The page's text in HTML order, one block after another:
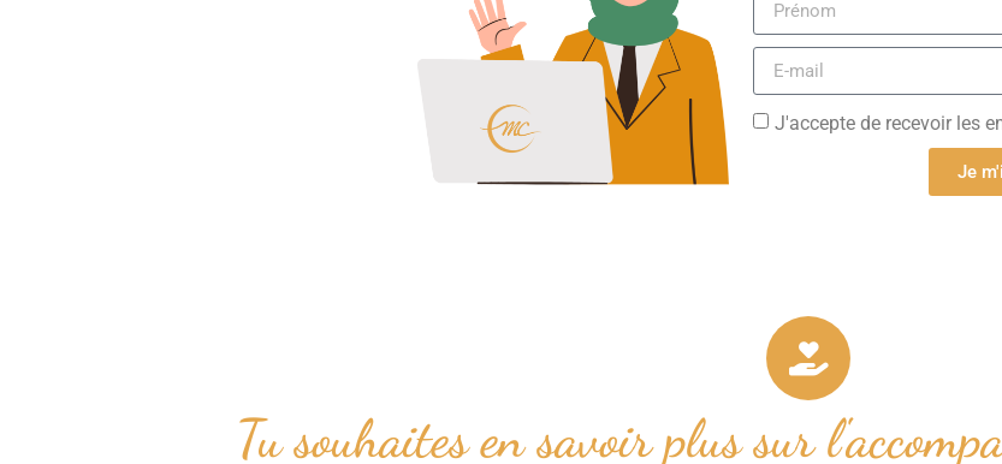
J'accepte de recevoir les
Je
Tu souhaites en savoir plus sur